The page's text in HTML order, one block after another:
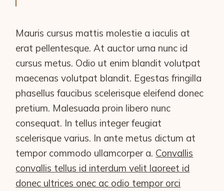
Mauris cursus mattis molestie a iaculis at
erat pellentesque. At auctor urna nunc id
cursus metus. Odio ut enim blandit volutpat
maecenas volutpat blandit. Egestas fringilla
phasellus faucibus scelerisque eleifend donec
pretium. Malesuada proin libero nunc
consequat. In tellus integer feugiat
scelerisque varius. In ante metus dictum at
tempor commodo ullamcorper a. Convallis
convallis tellus id interdum velit laoreet id
donec ultrices onec ac odio tempor orci